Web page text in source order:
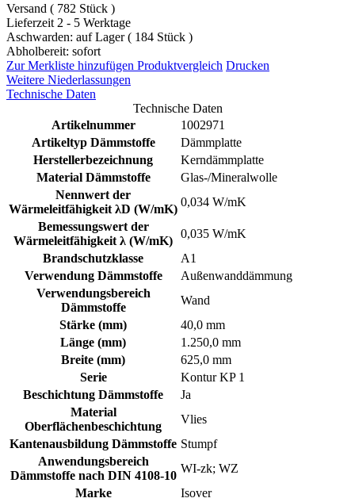
Versand ( 782 Stück )
Lieferzeit 2 - 5 Werktage
Aschwarden: auf Lager ( 184 Stück )
Abholbereit: sofort
Zur Merkliste hinzufügen Produktvergleich Drucken
Weitere Niederlassungen
Technische Daten
Technische Daten
Artikelnummer
1002971
Artikeltyp Dämmstoffe
Dämmplatte
Herstellerbezeichnung
Kerndämmplatte
Material Dämmstoffe
Glas-/Mineralwolle
Nennwert der
Wärmeleitfähigkeit λD (W/mK)
0,034 W/mK
Bemessungswert der
Wärmeleitfähigkeit λ (W/mK)
0,035 W/mK
Brandschutzklasse
A1
Verwendung Dämmstoffe
Außenwanddämmung
Verwendungsbereich
Dämmstoffe
Wand
Stärke (mm)
40,0 mm
Länge (mm)
1.250,0 mm
Breite (mm)
625,0 mm
Serie
Kontur KP 1
Beschichtung Dämmstoffe
Ja
Material
Oberflächenbeschichtung
Vlies
Kantenausbildung Dämmstoffe Stumpf
Anwendungsbereich
Dämmstoffe nach DIN 4108-10
WI-zk; WZ
Marke
Isover